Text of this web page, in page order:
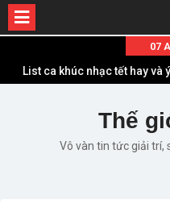
content
07
Em ơi lên phố – Minh
Những ca khúc nhạc xuân
nhưng vẫn
Lời bài hát Làm Gì Phải Hốt
Thế
Vô vàn tin tức giải trí,